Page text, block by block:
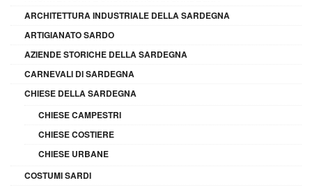
ARCHITETTURA INDUSTRIALE DELLA SARDEGNA
ARTIGIANATO SARDO
AZIENDE STORICHE DELLA SARDEGNA
CARNEVALI DI SARDEGNA
CHIESE DELLA SARDEGNA
CHIESE CAMPESTRI
CHIESE COSTIERE
CHIESE URBANE
COSTUMI SARDI